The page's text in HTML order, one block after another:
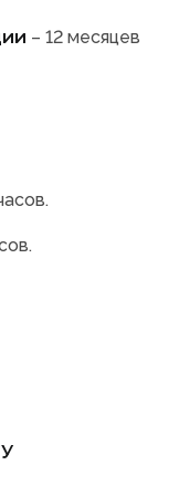
– 12 месяцев